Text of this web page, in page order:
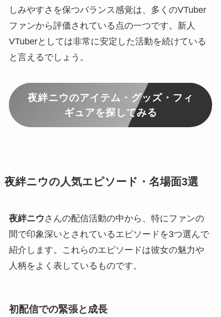
しみやすさを保つバランス感覚は、多くのVTuber
ファンから評価されている点の一つです。新人
VTuberとしては非常に安定した活動を続けている
と言えるでしょう。
夜絆ニウのアイテム・グッズ・フィ
ギュアを探してみる
夜絆ニウの人気エピソード・名場面3選
夜絆ニウさんの配信活動の中から、特にファンの
間で印象深いとされているエピソードを3つ選んで
紹介します。これらのエピソードは彼女の魅力や
人柄をよく表しているものです。
初配信での緊張と成長